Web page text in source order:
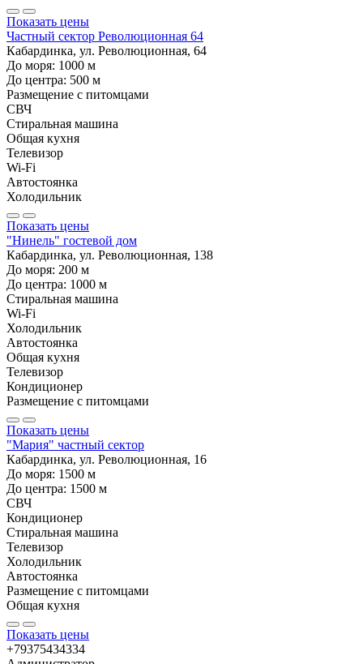
Показать цены
Частный сектор Революционная 64
Кабардинка, ул. Революционная, 64
До моря: 1000 м
До центра: 500 м
Размещение с питомцами
СВЧ
Стиральная машина
Общая кухня
Телевизор
Wi-Fi
Автостоянка
Холодильник
Показать цены
"Нинель" гостевой дом
Кабардинка, ул. Революционная, 138
До моря: 200 м
До центра: 1000 м
Стиральная машина
Wi-Fi
Холодильник
Автостоянка
Общая кухня
Телевизор
Кондиционер
Размещение с питомцами
Показать цены
"Мария" частный сектор
Кабардинка, ул. Революционная, 16
До моря: 1500 м
До центра: 1500 м
СВЧ
Кондиционер
Стиральная машина
Телевизор
Холодильник
Автостоянка
Размещение с питомцами
Общая кухня
Показать цены
+79375434334